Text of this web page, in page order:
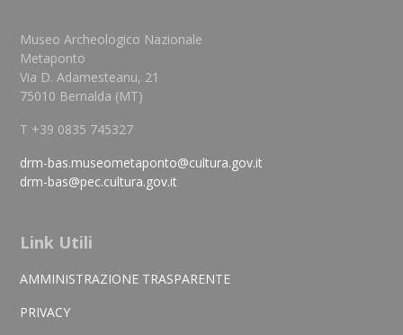
Museo Archeologico Nazionale
Metaponto
Via D. Adamesteanu, 21
75010 Bernalda (MT)
T +39 0835 745327
drm-bas.museometaponto@cultura.gov.it
drm-bas@pec.cultura.gov.it
Link Utili
AMMINISTRAZIONE TRASPARENTE
PRIVACY